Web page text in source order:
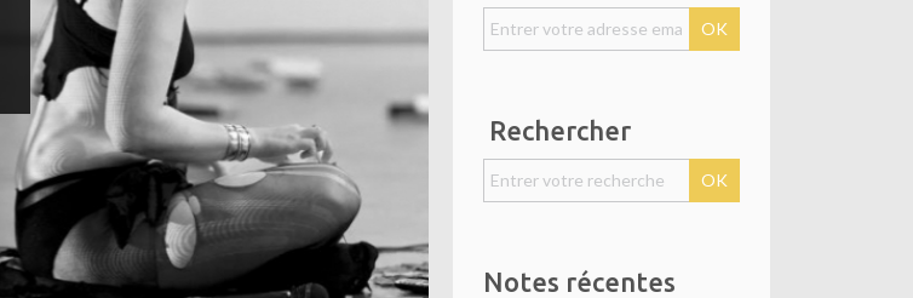
Rechercher
Notes récentes